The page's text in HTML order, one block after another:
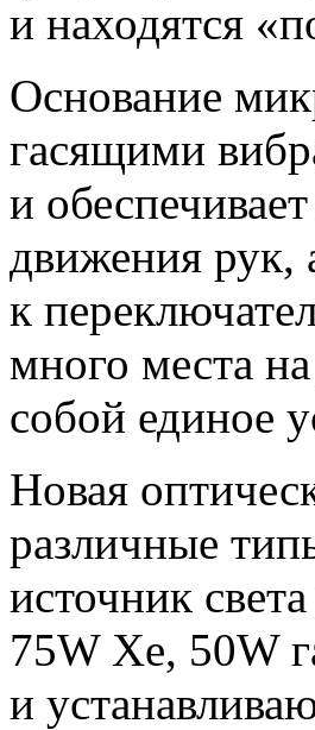
и находятся
Основание
гасящими
и
движения рук,
к
много места
собой единое
Новая
различные
источник
75W Xe, 50W
и